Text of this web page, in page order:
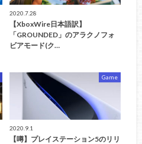
2020.7.28
【XboxWire日本語訳】
「GROUNDED」のアラクノフォ
ビアモード(ク…
Game
2020.9.1
【噂】プレイステーション5のリリ